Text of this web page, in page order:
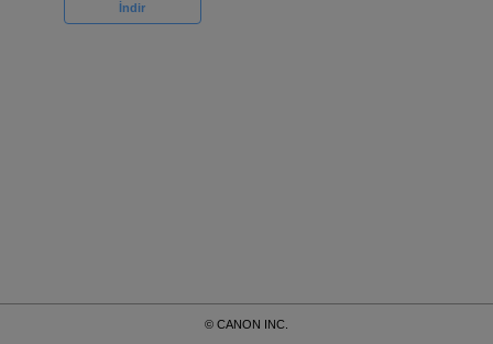
İndir
© CANON INC.